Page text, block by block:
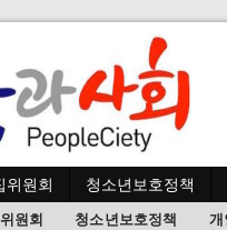
위원회 청소년보호정책
원회 청소년보호정책 개